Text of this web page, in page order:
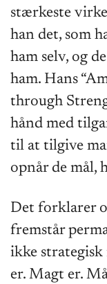
stærkeste
han det, som
ham selv, og
ham. Hans
through
hånd med
til at tilgive
opnår de mål,
Det forklarer
fremstår
ikke
er. Magt er.